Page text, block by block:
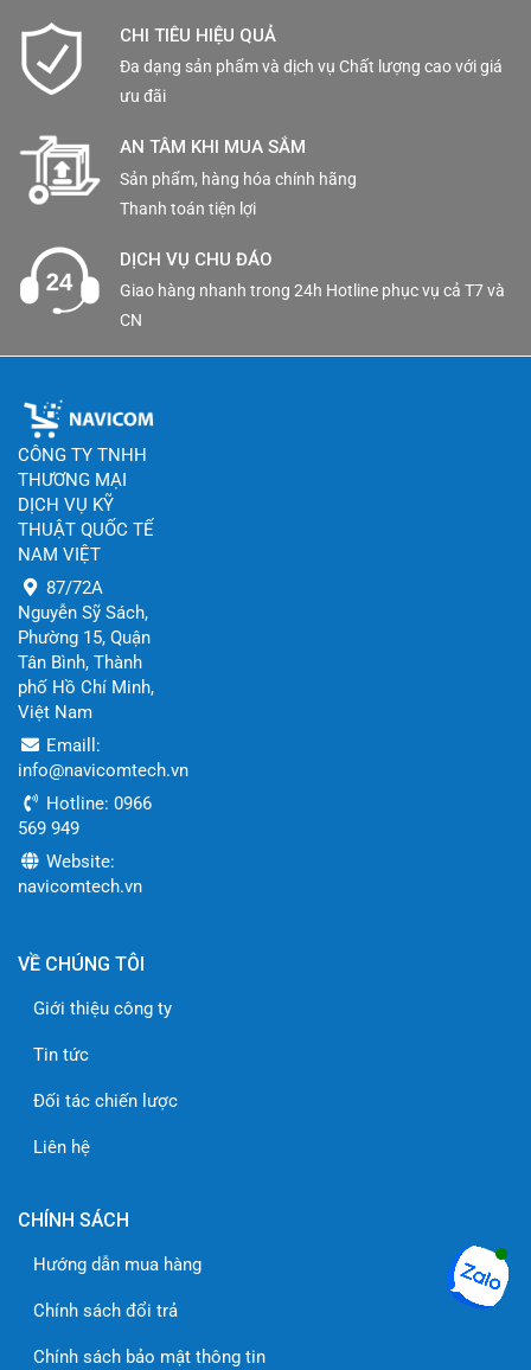
CHI TIÊU HIỆU QUẢ
Đa dạng sản phẩm và dịch vụ Chất lượng cao với giá
ưu đãi
AN TÂM KHI MUA SẮM
Sản phẩm, hàng hóa chính hãng
Thanh toán tiện lợi
DỊCH VỤ CHU ĐÁO
Giao hàng nhanh trong 24h Hotline phục vụ cả T7 và
CN
CÔNG TY TNHH
THƯƠNG MẠI
DỊCH VỤ KỸ
THUẬT QUỐC TẾ
NAM VIỆT
87/72A
Nguyễn Sỹ Sách,
Phường 15, Quận
Tân Bình, Thành
phố Hồ Chí Minh,
Việt Nam
Emaill:
info@navicomtech.vn
Hotline: 0966
569 949
Website:
navicomtech.vn
VỀ CHÚNG TÔI
Giới thiệu công ty
Tin tức
Đối tác chiến lược
Liên hệ
CHÍNH SÁCH
Hướng dẫn mua hàng
Chính sách đổi trả
Chính sách bảo mật thông tin